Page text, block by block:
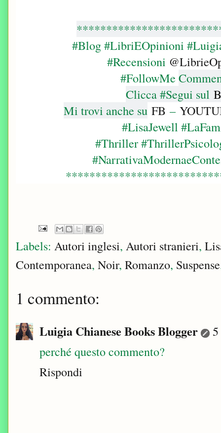
#Blog #LibriEOpinioni
#Recensioni
#FollowMe
Clicca #Segui sul
Mi trovi anche su FB –
#LisaJewell
#Thriller
Labels: Autori inglesi, Autori stranieri,
Contemporanea, Noir, Romanzo, Suspense
1 commento:
Luigia Chianese Books Blogger
perché questo commento?
Rispondi